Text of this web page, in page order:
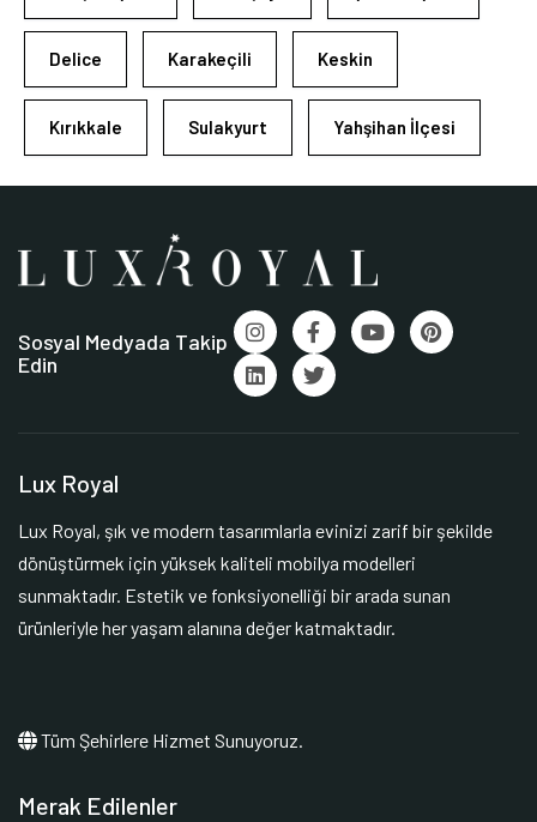
Delice Karakeçili Keskin
Kırıkkale Sulakyurt Yahşihan İlçesi
Sosyal Medyada Takip
Edin
Lux Royal
Lux Royal, şık ve modern tasarımlarla evinizi zarif bir şekilde
dönüştürmek için yüksek kaliteli mobilya modelleri
sunmaktadır. Estetik ve fonksiyonelliği bir arada sunan
ürünleriyle her yaşam alanına değer katmaktadır.
Tüm Şehirlere Hizmet Sunuyoruz.
Merak Edilenler